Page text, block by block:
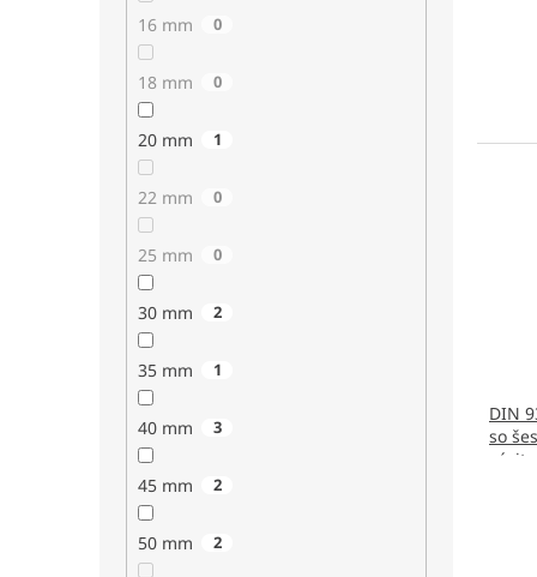
16 mm 0
18 mm 0
20 mm 1
22 mm 0
25 mm 0
30 mm 2
35 mm 1
40 mm 3
45 mm 2
50 mm 2
DIN
so